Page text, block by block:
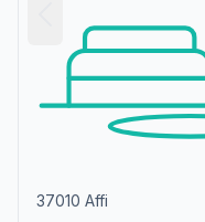
37010 Affi